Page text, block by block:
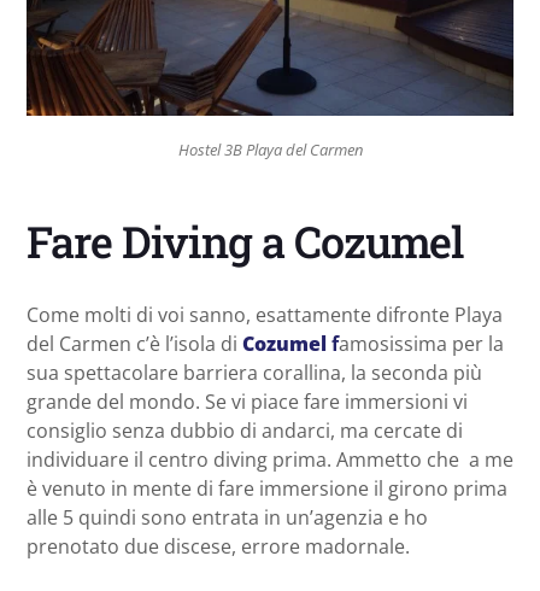
Hostel 3B Playa del Carmen
Fare Diving a Cozumel
Come molti di voi sanno, esattamente difronte Playa
del Carmen c’è l’isola di Cozumelfamosissima per la
sua spettacolare barriera corallina, la seconda più
grande del mondo. Se vi piace fare immersioni vi
consiglio senza dubbio di andarci, ma cercate di
individuare il centro diving prima. Ammetto che a me
è venuto in mente di fare immersione il girono prima
alle 5 quindi sono entrata in un’agenzia e ho
prenotato due discese, errore madornale.